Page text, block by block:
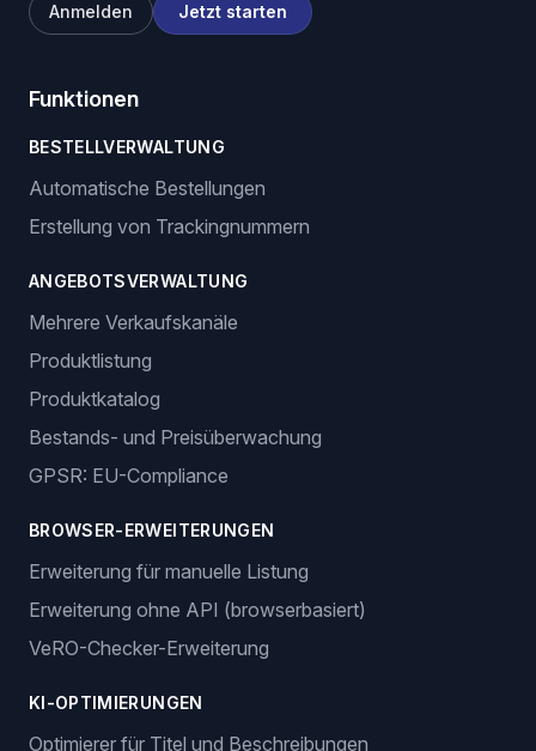
Anmelden Jetzt starten
Funktionen
BESTELLVERWALTUNG
Automatische Bestellungen
Erstellung von Trackingnummern
ANGEBOTSVERWALTUNG
Mehrere Verkaufskanäle
Produktlistung
Produktkatalog
Bestands- und Preisüberwachung
GPSR: EU-Compliance
BROWSER-ERWEITERUNGEN
Erweiterung für manuelle Listung
Erweiterung ohne API (browserbasiert)
VeRO-Checker-Erweiterung
KI-OPTIMIERUNGEN
Optimierer für Titel und Beschreibungen